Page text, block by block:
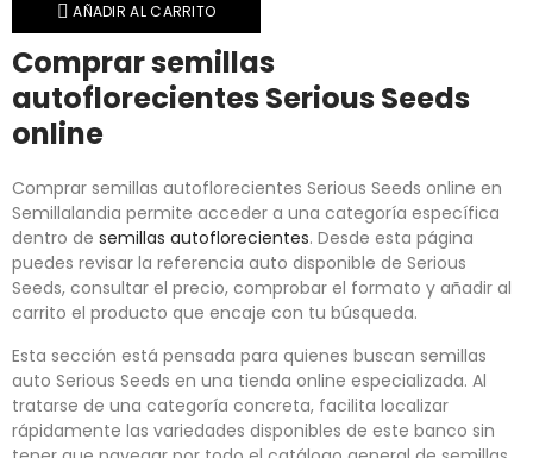
AÑADIR AL CARRITO
Comprar semillas
autoflorecientes Serious Seeds
online
Comprar semillas autoflorecientes Serious Seeds online en
Semillalandia permite acceder a una categoría específica
dentro de semillas autoflorecientes. Desde esta página
puedes revisar la referencia auto disponible de Serious
Seeds, consultar el precio, comprobar el formato y añadir al
carrito el producto que encaje con tu búsqueda.
Esta sección está pensada para quienes buscan semillas
auto Serious Seeds en una tienda online especializada. Al
tratarse de una categoría concreta, facilita localizar
rápidamente las variedades disponibles de este banco sin